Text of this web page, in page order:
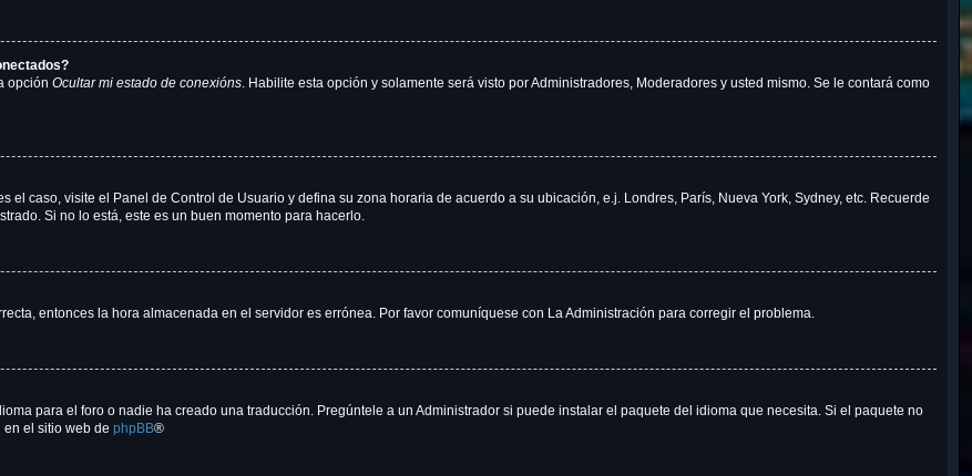
opción Ocultar mi estado de conexións. Habilite esta opción y solamente será visto por Administradores, Moderadores y usted mismo. Se le contará como
caso, visite el Panel de Control de Usuario y defina su zona horaria de acuerdo a su ubicación, e.j. Londres, París, Nueva York, Sydney, etc. Recuerde
Si no lo está, este es un buen momento para hacerlo.
entonces la hora almacenada en el servidor es errónea. Por favor comuníquese con La Administración para corregir el problema.
para el foro o nadie ha creado una traducción. Pregúntele a un Administrador si puede instalar el paquete del idioma que necesita. Si el paquete no
el sitio web de phpBB®